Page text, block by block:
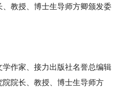
教授、博士生导师方卿颁发委
作家、接力出版社名誉总编辑
院长、教授、博士生导师方